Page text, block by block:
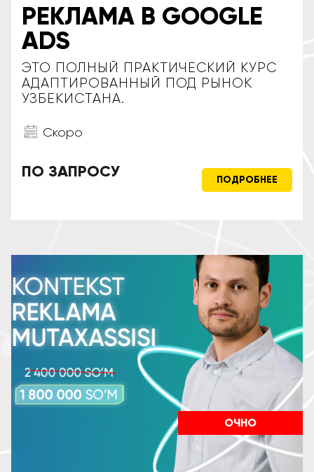
РЕКЛАМА В GOOGLE
ADS
ЭТО ПОЛНЫЙ ПРАКТИЧЕСКИЙ КУРС
АДАПТИРОВАННЫЙ ПОД РЫНОК
УЗБЕКИСТАНА.
Скоро
ПО ЗАПРОСУ ПОДРОБНЕЕ
ОЧНО